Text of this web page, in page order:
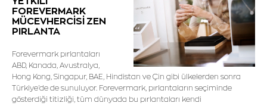
FOREVERMARK
MÜCEVHERCİSİ ZEN
PIRLANTA
Forevermark pırlantaları
ABD, Kanada, Avustralya,
Hong Kong, Singapur, BAE, Hindistan ve Çin gibi ülkelerden sonra
Türkiye'de de sunuluyor. Forevermark, pırlantaların seçiminde
gösterdiği titizliği, tüm dünyada bu pırlantaları kendi